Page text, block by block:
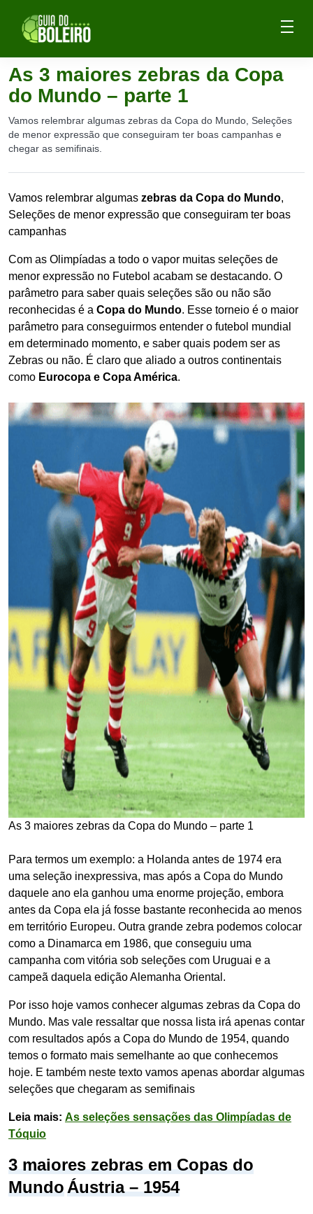
As 3 maiores zebras da Copa
do Mundo – parte 1
Vamos relembrar algumas zebras da Copa do Mundo, Seleções
de menor expressão que conseguiram ter boas campanhas e
chegar as semifinais.
Vamos relembrar algumas zebras da Copa do Mundo,
Seleções de menor expressão que conseguiram ter boas
campanhas
Com as Olimpíadas a todo o vapor muitas seleções de
menor expressão no Futebol acabam se destacando. O
parâmetro para saber quais seleções são ou não são
reconhecidas é a Copa do Mundo. Esse torneio é o maior
parâmetro para conseguirmos entender o futebol mundial
em determinado momento, e saber quais podem ser as
Zebras ou não. É claro que aliado a outros continentais
como Eurocopa e Copa América.
As 3 maiores zebras da Copa do Mundo – parte 1
Para termos um exemplo: a Holanda antes de 1974 era
uma seleção inexpressiva, mas após a Copa do Mundo
daquele ano ela ganhou uma enorme projeção, embora
antes da Copa ela já fosse bastante reconhecida ao menos
em território Europeu. Outra grande zebra podemos colocar
como a Dinamarca em 1986, que conseguiu uma
campanha com vitória sob seleções com Uruguai e a
campeã daquela edição Alemanha Oriental.
Por isso hoje vamos conhecer algumas zebras da Copa do
Mundo. Mas vale ressaltar que nossa lista irá apenas contar
com resultados após a Copa do Mundo de 1954, quando
temos o formato mais semelhante ao que conhecemos
hoje. E também neste texto vamos apenas abordar algumas
seleções que chegaram as semifinais
Leia mais: As seleções sensações das Olimpíadas de
Tóquio
3 maiores zebras em Copas do
MundoÁustria – 1954